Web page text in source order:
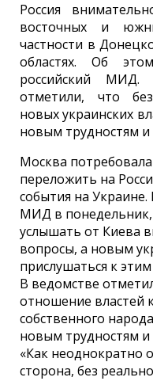
Россия
восточных и
частности в
областях. Об
российский
отметили, что
новых украинских
новым трудностям и
Москва
переложить на
события на Украине.
МИД в понедельник,
услышать от Киева
вопросы, а новым
прислушаться к
В ведомстве
отношение властей
собственного
новым трудностям и
«Как неоднократно
сторона, без